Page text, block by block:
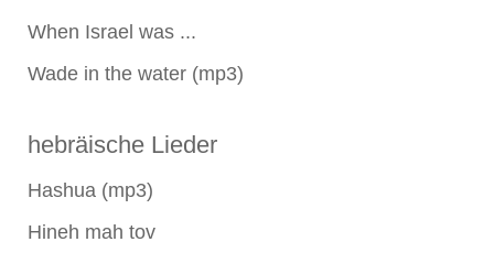
When Israel was ...
Wade in the water (mp3)
hebräische Lieder
Hashua (mp3)
Hineh mah tov